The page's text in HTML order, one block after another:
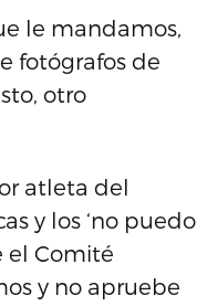
le mandamos,
fotógrafos de
otro
atleta del
y los ‘no puedo
el Comité
y no apruebe